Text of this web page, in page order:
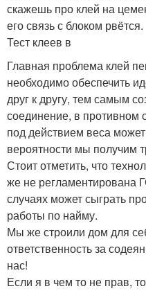
скажешь про клей на
его связь с блоком рвётся.
Тест клеев в
Главная проблема клей
необходимо обеспечить
друг к другу, тем самым
соединение, в противном
под действием веса
вероятности мы получим
Стоит отметить, что
же не регламентирована
случаях может сыграть
работы по найму.
Мы же строили дом для
ответственность за
нас!
Если я в чем то не прав,